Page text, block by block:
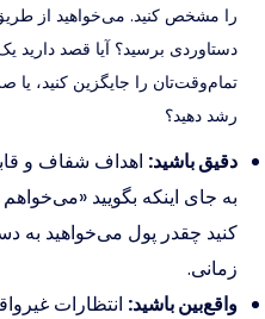
را مشخص کنید. می‌خواهید از
دستاوردی برسید؟ آیا قصد دارید
تمام‌وقت‌تان را جایگزین کنید،
رشد دهید؟
دقیق باشید: اهداف شفاف و
به جای اینکه بگویید
کنید چقدر پول می‌خواهید به
زمانی.
واقع‌بین باشید: انتظارات